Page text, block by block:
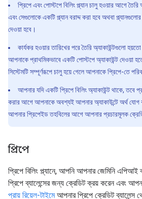
প্রিপে এবং পোস্টপে বিলিং প্ল্যান চালু হওয়ার আগে
এবং সেগুলোকে একটি প্ল্যান বরাদ্দ করা হবে অথবা
দেওয়া হবে।
কার্যকর হওয়ার তারিখের পরে তৈরি অ্যাকাউন্টগুলো হয়তো
আপনাকে প্রাথমিকভাবে একটি পোস্টপে অ্যাকাউন্ট দেওয়া
সিস্টেমটি সম্পূর্ণরূপে চালু হয়ে গেলে আপনাকে প্রিপে-তে
আপনার যদি একটি প্রিপে বিলিং অ্যাকাউন্ট থাকে, তবে
করার আগে আপনাকে অবশ্যই আপনার অ্যাকাউন্টে অর্থ যোগ
আপনার প্রিপেইড তহবিলের আগে আপনার প্রচারমূলক
প্রিপে
প্রিপে বিলিং প্ল্যানে, আপনি আপনার জেমিনি
প্রিপে ব্যালেন্সের জন্য ক্রেডিট ক্রয় করেন এবং
প্রায় রিয়েল-টাইমেআপনার প্রিপে ক্রেডিট ব্যালেন্স